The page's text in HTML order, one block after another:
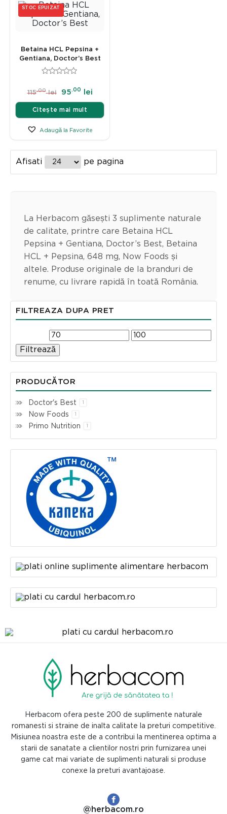
FILTREAZA DUPA PRET
Filtrează
PRODUCĂTOR
Doctor's Best
Now Foods
Primo Nutrition
STOC EPUIZAT
Betaina HCL Pepsina +
Gentiana, Doctor’s Best
115.00 lei 95.00 lei
Citește mai mult
Adaugă la Favorite
Afisati pe pagina
La Herbacom găsești 3 suplimente naturale
de calitate, printre care Betaina HCL
Pepsina + Gentiana, Doctor’s Best, Betaina
HCL + Pepsina, 648 mg, Now Foods și
altele. Produse originale de la branduri de
renume, cu livrare rapidă în toată România.
Herbacom ofera peste 200 de suplimente naturale
romanesti si straine de inalta calitate la preturi competitive.
Misiunea noastra este de a contribui la mentinerea optima a
starii de sanatate a clientilor nostri prin furnizarea unei
game cat mai variate de suplimenti naturali si produse
conexe la preturi avantajoase.
@herbacom.ro